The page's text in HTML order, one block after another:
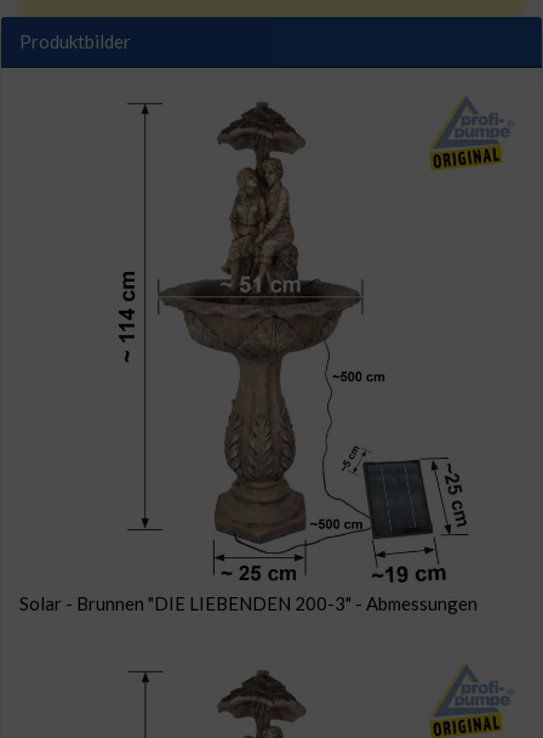
Produktbilder
Solar - Brunnen "DIE LIEBENDEN 200-3" - Abmessungen